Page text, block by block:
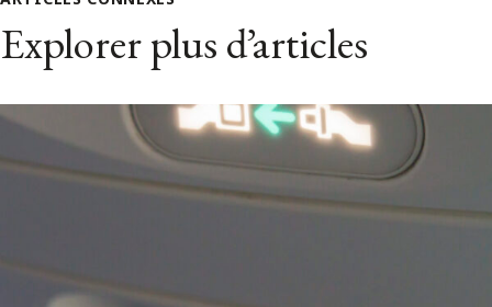
Explorer plus d’articles